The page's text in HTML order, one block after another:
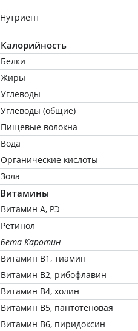
Нутриент
Калорийность
Белки
Жиры
Углеводы
Углеводы (общие)
Пищевые волокна
Вода
Органические кислоты
Зола
Витамины
Витамин А, РЭ
Ретинол
бета Каротин
Витамин В1, тиамин
Витамин В2, рибофлавин
Витамин В4, холин
Витамин В5, пантотеновая
Витамин В6, пиридоксин